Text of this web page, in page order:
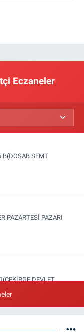
Eczaneler
B(DOSAB SEMT
PAZARTESİ PAZARI
DEVLET